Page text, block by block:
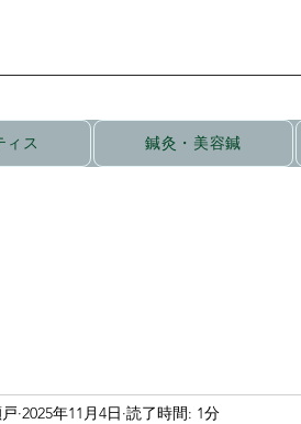
ィス 鍼灸・美容鍼
2025年11月4日 読了時間: 1分